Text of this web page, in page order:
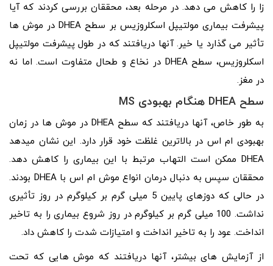
زا را کاهش می دهد. در مرحله بعد، محققان بررسی کردند که آیا
پیشرفت بیماری مولتیپل اسکلروزیس بر سطح DHEA در موش ها
تأثیر می گذارد یا خیر. آنها دریافتند که در طول پیشرفت مولتیپل
اسکلروزیس، سطح DHEA در نخاع و طحال متفاوت است. اما نه
در مغز.
سطح DHEA هنگام بهبودی MS
به طور خاص، آنها دریافتند که سطح DHEA در موش‌ ها در زمان
بهبودی ام‌ اس در بالاترین غلظت خود قرار دارد. این نشان میدهد
DHEA ممکن است التهاب مرتبط با این بیماری را کاهش دهد.
محققان سپس به دنبال درمان انواع موش ام اس با DHEA بودند.
در حالی که دوزهای پایین 5 میلی گرم بر کیلوگرم در روز تأثیری
نداشت. 100 میلی گرم بر کیلوگرم در روز شروع بیماری را به تاخیر
انداخت. عود را به تاخیر انداخت و امتیازات شدت را کاهش داد.
از آزمایش‌ های بیشتر، آنها دریافتند که موش‌ هایی که تحت